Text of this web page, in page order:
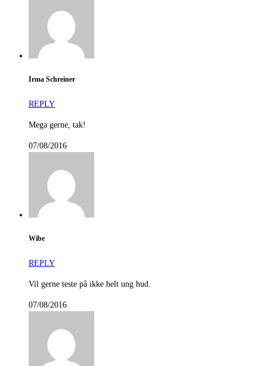
Irma Schreiner
REPLY
Mega gerne, tak!
07/08/2016
Wibe
REPLY
Vil gerne teste på ikke helt ung hud.
07/08/2016